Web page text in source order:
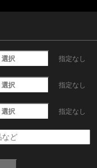
選択 指定なし
選択 指定なし
選択 指定なし